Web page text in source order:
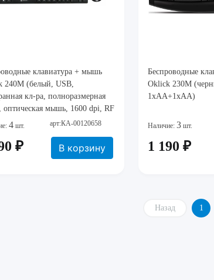
клавиатура + мышь
240M (белый, USB,
кл-ра, полноразмерная
оптическая мышь, 1600 dpi, RF
1xAAA+1xAA) [ 1091258 ]
4 шт. арт:КА-00120658
₽ В корзину
Беспроводные
Oklick 230M
1xAA+1xAA)
Наличие: 3шт.
1 190 ₽
Назад 1